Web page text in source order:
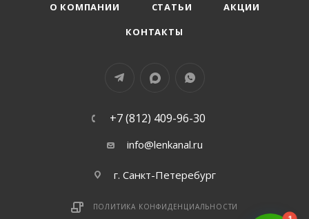
О КОМПАНИИ
СТАТЬИ
АКЦИИ
КОНТАКТЫ
+7 (812) 409-96-30
info@lenkanal.ru
г. Санкт-Петеребург
ПОЛИТИКА КОНФИДЕНЦИАЛЬНОСТИ